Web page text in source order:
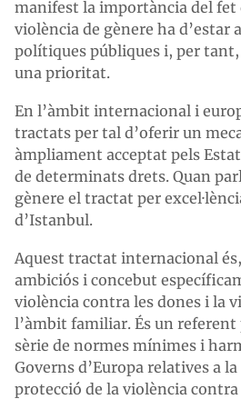
manifest la importància del
violència de gènere ha d’estar
polítiques públiques i, per
una prioritat.
En l’àmbit internacional i
tractats per tal d’oferir un
àmpliament acceptat pels
de determinats drets. Quan
gènere el tractat per
d’Istanbul.
Aquest tractat internacional
ambiciós i concebut
violència contra les dones i la
l’àmbit familiar. És un
sèrie de normes mínimes i
Governs d’Europa relatives a
protecció de la violència contra